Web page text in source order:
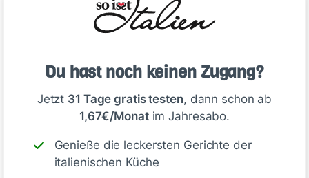
Du hast noch keinen Zugang?
Jetzt 31 Tage gratis testen, dann schon ab
1,67€/Monatim Jahresabo.
Genieße die leckersten Gerichte der
italienischen Küche
Zubereitung
Für den Mürbeteig: Mehl, Butter, Zucker und
einer Kugel formen, in Frischhaltefolie wickeln
und 30 Minuten kühlen. Backofen auf 160 °C
Rezepte zur Einkaufsliste